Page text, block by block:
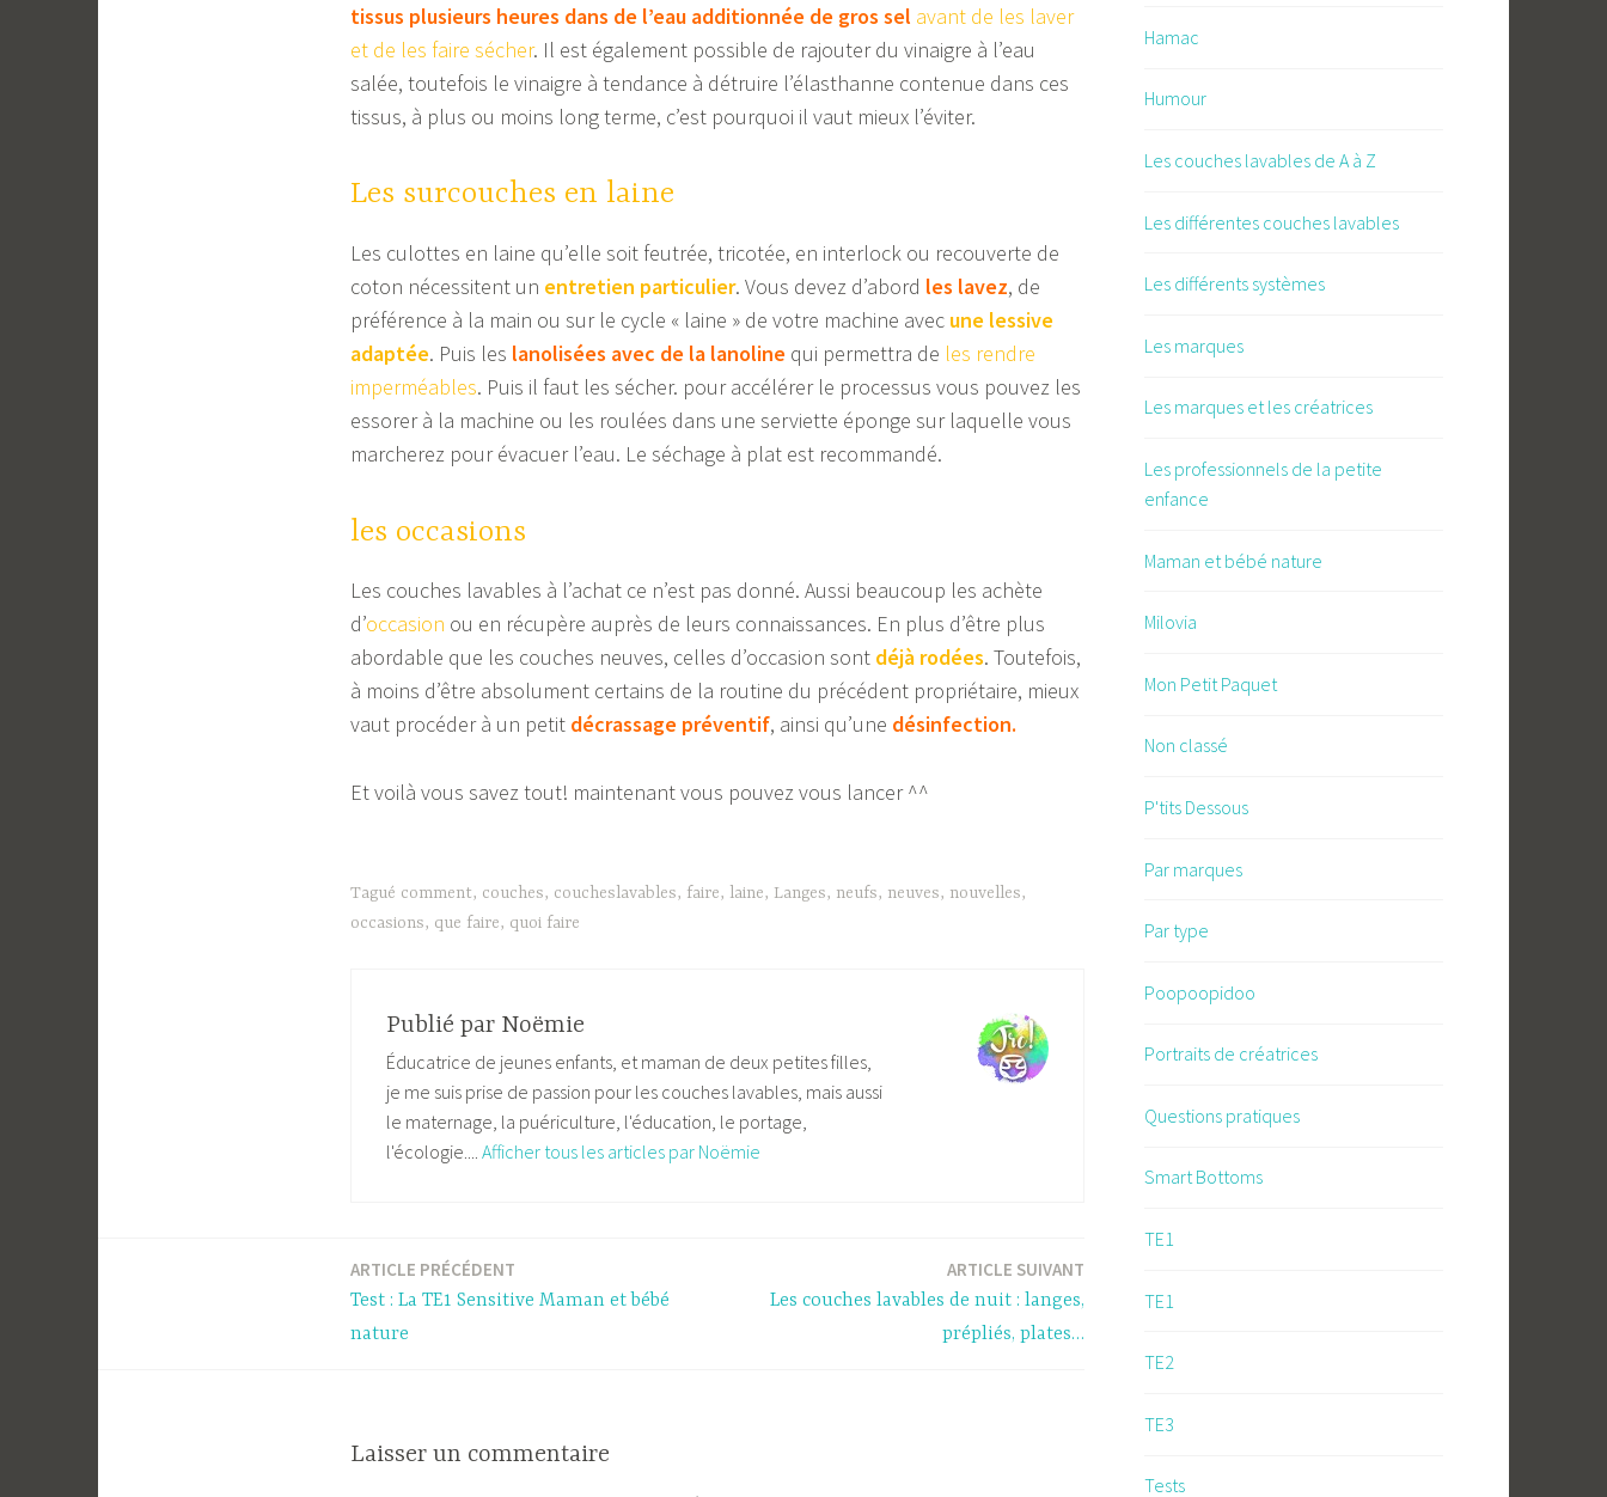
tissus plusieurs heures dans de l’eau additionnée de gros sel avant de les laver
et de les faire sécher. Il est également possible de rajouter du vinaigre à l’eau
salée, toutefois le vinaigre à tendance à détruire l’élasthanne contenue dans ces
tissus, à plus ou moins long terme, c’est pourquoi il vaut mieux l’éviter.
Les surcouches en laine
Les culottes en laine qu’elle soit feutrée, tricotée, en interlock ou recouverte de
coton nécessitent un entretien particulier. Vous devez d’abord les lavez, de
préférence à la main ou sur le cycle « laine » de votre machine avec une lessive
adaptée. Puis les lanolisées avec de la lanoline qui permettra de les rendre
imperméables. Puis il faut les sécher. pour accélérer le processus vous pouvez les
essorer à la machine ou les roulées dans une serviette éponge sur laquelle vous
marcherez pour évacuer l’eau. Le séchage à plat est recommandé.
les occasions
Les couches lavables à l’achat ce n’est pas donné. Aussi beaucoup les achète
d’occasion ou en récupère auprès de leurs connaissances. En plus d’être plus
abordable que les couches neuves, celles d’occasion sont déjà rodées. Toutefois,
à moins d’être absolument certains de la routine du précédent propriétaire, mieux
vaut procéder à un petit décrassage préventif, ainsi qu’une désinfection.
Et voilà vous savez tout! maintenant vous pouvez vous lancer ^^
Tagué comment, couches, coucheslavables, faire, laine, Langes, neufs, neuves, nouvelles,
occasions, que faire, quoi faire
Publié par Noëmie
Éducatrice de jeunes enfants, et maman de deux petites filles,
je me suis prise de passion pour les couches lavables, mais aussi
le maternage, la puériculture, l'éducation, le portage,
l'écologie.... Afficher tous les articles par Noëmie
ARTICLE PRÉCÉDENT
Test : La TE1 Sensitive Maman et bébé
nature
ARTICLE SUIVANT
Les couches lavables de nuit : langes,
prépliés, plates…
Laisser un commentaire
Hamac
Humour
Les couches lavables de A à Z
Les différentes couches lavables
Les différents systèmes
Les marques
Les marques et les créatrices
Les professionnels de la petite
enfance
Maman et bébé nature
Milovia
Mon Petit Paquet
Non classé
P'tits Dessous
Par marques
Par type
Poopoopidoo
Portraits de créatrices
Questions pratiques
Smart Bottoms
TE1
TE1
TE2
TE3
Tests